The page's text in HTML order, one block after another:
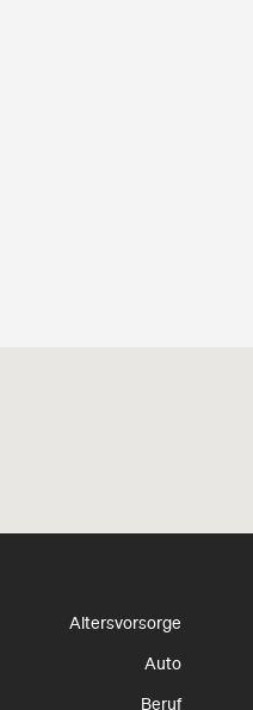
Altersvorsorge
Auto
Beruf